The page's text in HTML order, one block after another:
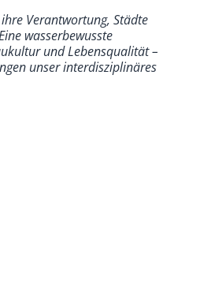
Verantwortung, Städte
wasserbewusste
und Lebensqualität –
unser interdisziplinäres